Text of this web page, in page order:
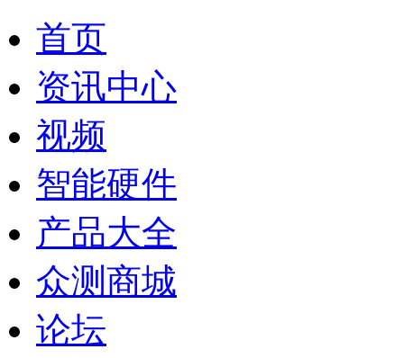
首页
资讯中心
视频
智能硬件
产品大全
众测商城
论坛